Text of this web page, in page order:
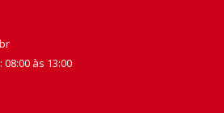
às 13:00